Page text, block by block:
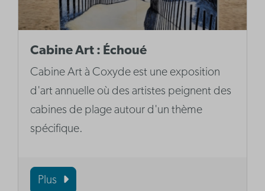
Cabine Art : Échoué
Cabine Art à Coxyde est une exposition
d'art annuelle où des artistes peignent des
cabines de plage autour d'un thème
spécifique.
Plus